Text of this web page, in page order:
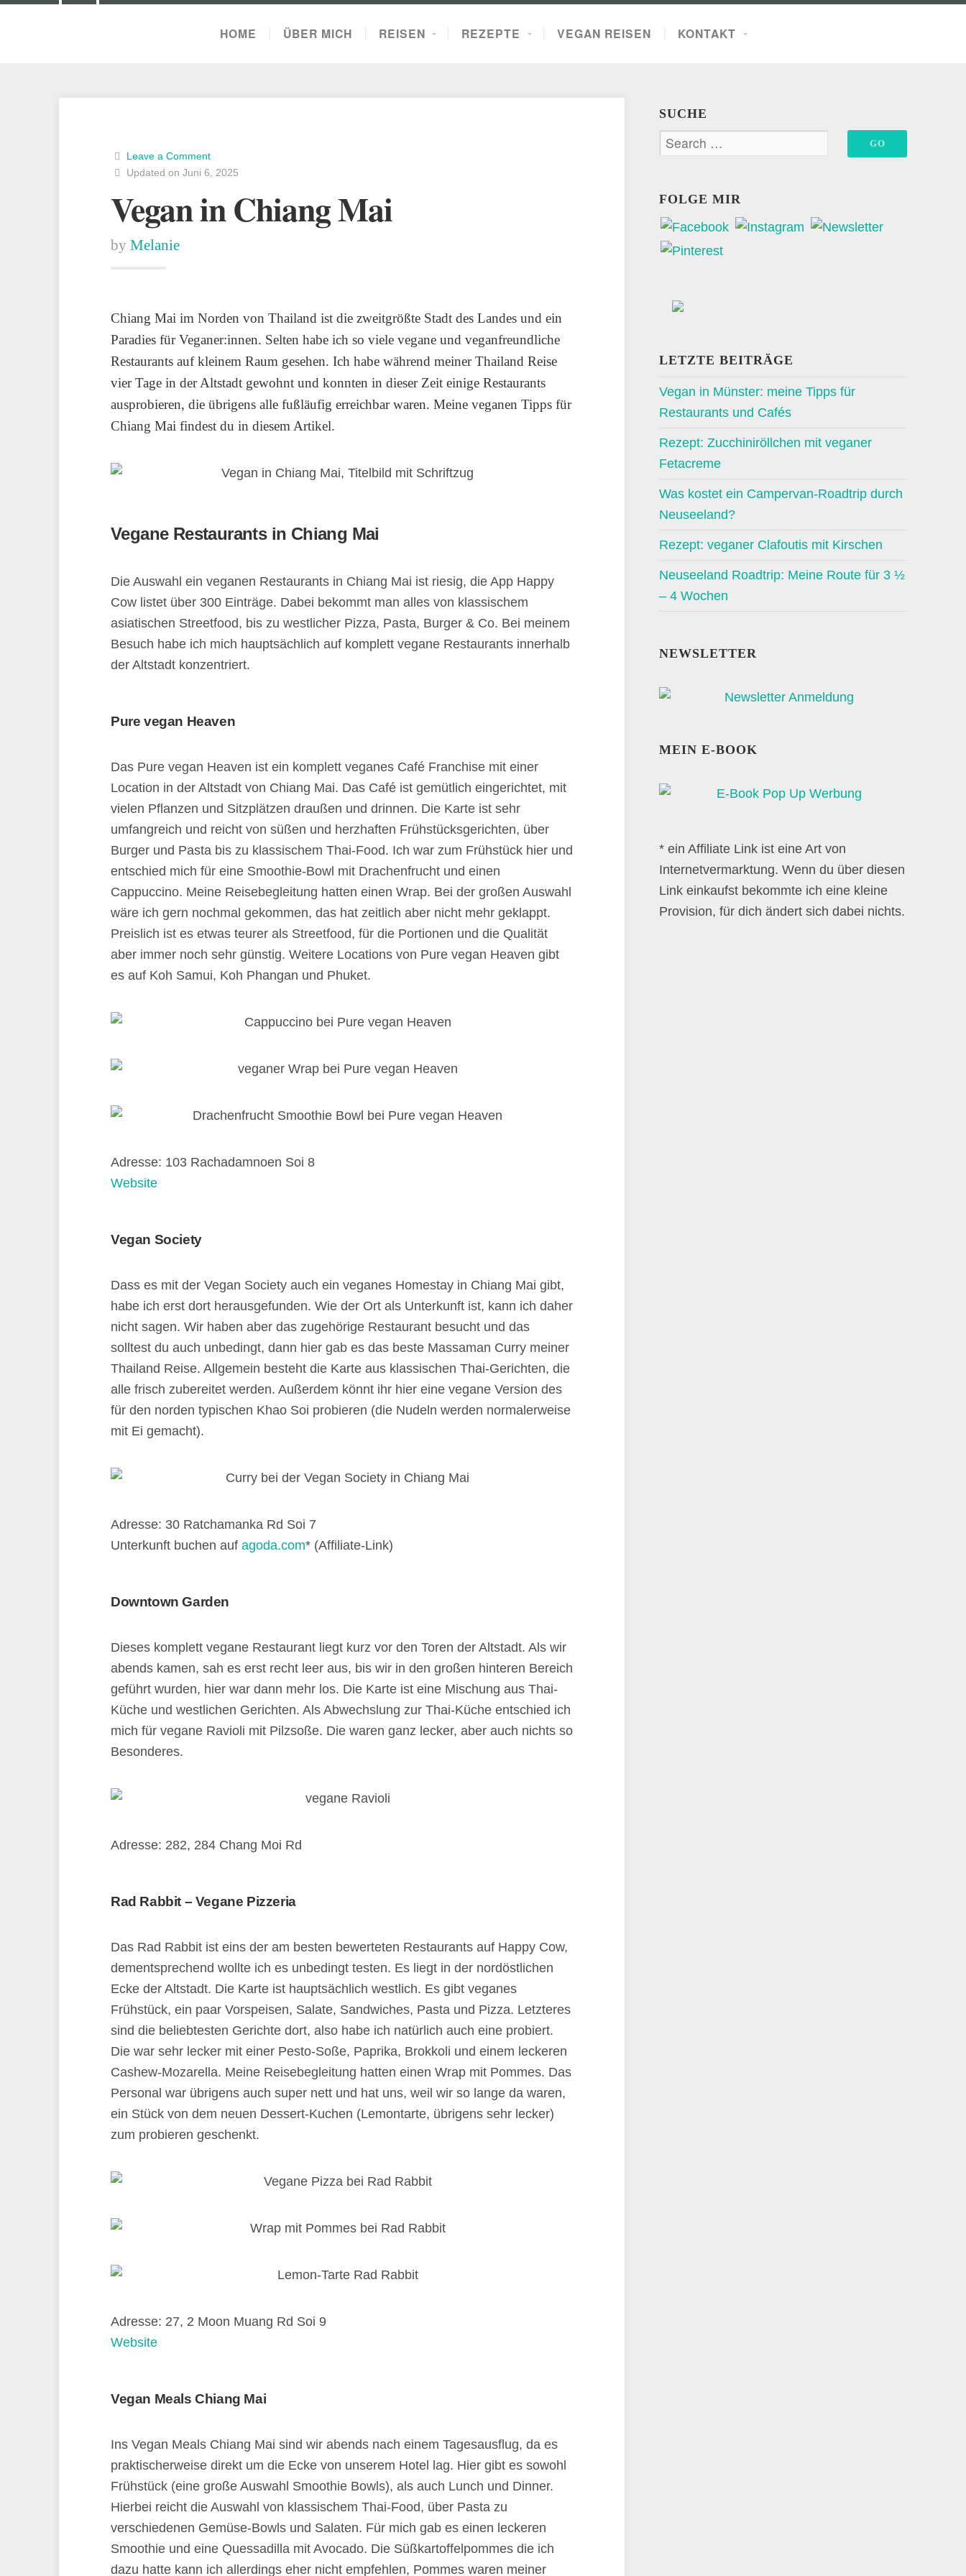
HOME ÜBER MICH REISEN REZEPTE VEGAN REISEN KONTAKT
Leave a Comment
Updated on Juni 6, 2025
Vegan in Chiang Mai
by Melanie
Chiang Mai im Norden von Thailand ist die zweitgrößte Stadt des Landes und ein
Paradies für Veganer:innen. Selten habe ich so viele vegane und veganfreundliche
Restaurants auf kleinem Raum gesehen. Ich habe während meiner Thailand Reise
vier Tage in der Altstadt gewohnt und konnten in dieser Zeit einige Restaurants
ausprobieren, die übrigens alle fußläufig erreichbar waren. Meine veganen Tipps für
Chiang Mai findest du in diesem Artikel.
Vegane Restaurants in Chiang Mai
Die Auswahl ein veganen Restaurants in Chiang Mai ist riesig, die App Happy
Cow listet über 300 Einträge. Dabei bekommt man alles von klassischem
asiatischen Streetfood, bis zu westlicher Pizza, Pasta, Burger & Co. Bei meinem
Besuch habe ich mich hauptsächlich auf komplett vegane Restaurants innerhalb
der Altstadt konzentriert.
Pure vegan Heaven
Das Pure vegan Heaven ist ein komplett veganes Café Franchise mit einer
Location in der Altstadt von Chiang Mai. Das Café ist gemütlich eingerichtet, mit
vielen Pflanzen und Sitzplätzen draußen und drinnen. Die Karte ist sehr
umfangreich und reicht von süßen und herzhaften Frühstücksgerichten, über
Burger und Pasta bis zu klassischem Thai-Food. Ich war zum Frühstück hier und
entschied mich für eine Smoothie-Bowl mit Drachenfrucht und einen
Cappuccino. Meine Reisebegleitung hatten einen Wrap. Bei der großen Auswahl
wäre ich gern nochmal gekommen, das hat zeitlich aber nicht mehr geklappt.
Preislich ist es etwas teurer als Streetfood, für die Portionen und die Qualität
aber immer noch sehr günstig. Weitere Locations von Pure vegan Heaven gibt
es auf Koh Samui, Koh Phangan und Phuket.
Adresse: 103 Rachadamnoen Soi 8
Website
Vegan Society
Dass es mit der Vegan Society auch ein veganes Homestay in Chiang Mai gibt,
habe ich erst dort herausgefunden. Wie der Ort als Unterkunft ist, kann ich daher
nicht sagen. Wir haben aber das zugehörige Restaurant besucht und das
solltest du auch unbedingt, dann hier gab es das beste Massaman Curry meiner
Thailand Reise. Allgemein besteht die Karte aus klassischen Thai-Gerichten, die
alle frisch zubereitet werden. Außerdem könnt ihr hier eine vegane Version des
für den norden typischen Khao Soi probieren (die Nudeln werden normalerweise
mit Ei gemacht).
Adresse: 30 Ratchamanka Rd Soi 7
Unterkunft buchen auf agoda.com* (Affiliate-Link)
Downtown Garden
Dieses komplett vegane Restaurant liegt kurz vor den Toren der Altstadt. Als wir
abends kamen, sah es erst recht leer aus, bis wir in den großen hinteren Bereich
geführt wurden, hier war dann mehr los. Die Karte ist eine Mischung aus Thai-
Küche und westlichen Gerichten. Als Abwechslung zur Thai-Küche entschied ich
mich für vegane Ravioli mit Pilzsoße. Die waren ganz lecker, aber auch nichts so
Besonderes.
Adresse: 282, 284 Chang Moi Rd
Rad Rabbit – Vegane Pizzeria
Das Rad Rabbit ist eins der am besten bewerteten Restaurants auf Happy Cow,
dementsprechend wollte ich es unbedingt testen. Es liegt in der nordöstlichen
Ecke der Altstadt. Die Karte ist hauptsächlich westlich. Es gibt veganes
Frühstück, ein paar Vorspeisen, Salate, Sandwiches, Pasta und Pizza. Letzteres
sind die beliebtesten Gerichte dort, also habe ich natürlich auch eine probiert.
Die war sehr lecker mit einer Pesto-Soße, Paprika, Brokkoli und einem leckeren
Cashew-Mozarella. Meine Reisebegleitung hatten einen Wrap mit Pommes. Das
Personal war übrigens auch super nett und hat uns, weil wir so lange da waren,
ein Stück von dem neuen Dessert-Kuchen (Lemontarte, übrigens sehr lecker)
zum probieren geschenkt.
Adresse: 27, 2 Moon Muang Rd Soi 9
Website
Vegan Meals Chiang Mai
Ins Vegan Meals Chiang Mai sind wir abends nach einem Tagesausflug, da es
praktischerweise direkt um die Ecke von unserem Hotel lag. Hier gibt es sowohl
Frühstück (eine große Auswahl Smoothie Bowls), als auch Lunch und Dinner.
Hierbei reicht die Auswahl von klassischem Thai-Food, über Pasta zu
verschiedenen Gemüse-Bowls und Salaten. Für mich gab es einen leckeren
Smoothie und eine Quessadilla mit Avocado. Die Süßkartoffelpommes die ich
dazu hatte kann ich allerdings eher nicht empfehlen, Pommes waren meiner
SUCHE
FOLGE MIR
LETZTE BEITRÄGE
Vegan in Münster: meine Tipps für
Restaurants und Cafés
Rezept: Zucchiniröllchen mit veganer
Fetacreme
Was kostet ein Campervan-Roadtrip durch
Neuseeland?
Rezept: veganer Clafoutis mit Kirschen
Neuseeland Roadtrip: Meine Route für 3 ½
– 4 Wochen
NEWSLETTER
MEIN E-BOOK
* ein Affiliate Link ist eine Art von
Internetvermarktung. Wenn du über diesen
Link einkaufst bekommte ich eine kleine
Provision, für dich ändert sich dabei nichts.